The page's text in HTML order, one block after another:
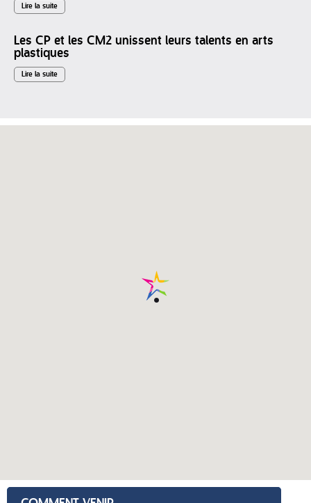
Lire la suite
Les CP et les CM2 unissent leurs talents en arts
plastiques
Lire la suite